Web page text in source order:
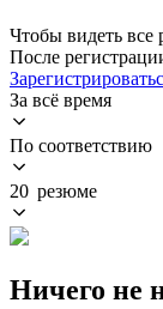
Чтобы видеть все
После
За всё время
По соответствию
20 резюме
Ничего не